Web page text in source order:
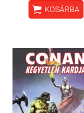
 KOSÁRBA